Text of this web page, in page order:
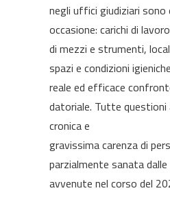
negli uffici giudiziari sono
occasione: carichi di
di mezzi e strumenti,
spazi e condizioni
reale ed efficace
datoriale. Tutte questioni
cronica e
gravissima carenza di
parzialmente sanata
avvenute nel corso del